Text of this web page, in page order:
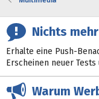
Nichts
Erhalte eine Push-
Erscheinen neuer Tests
Warum